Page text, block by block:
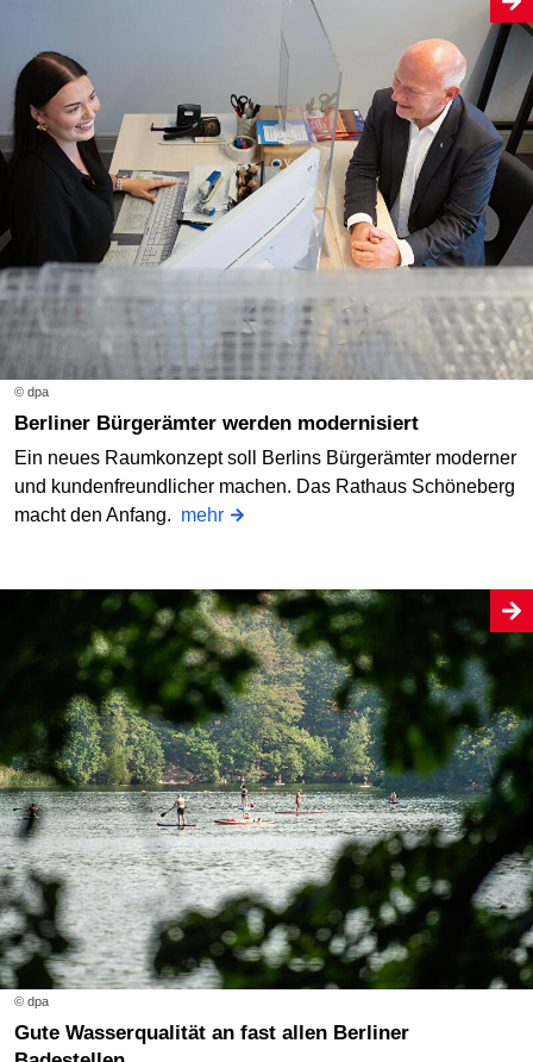
© dpa
Berliner Bürgerämter werden modernisiert
Ein neues Raumkonzept soll Berlins Bürgerämter moderner
und kundenfreundlicher machen. Das Rathaus Schöneberg
macht den Anfang. mehr
© dpa
Gute Wasserqualität an fast allen Berliner